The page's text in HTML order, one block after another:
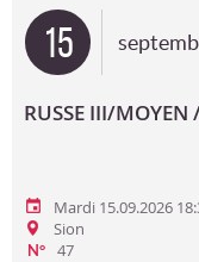
15
RUSSE III/MOYEN
Mardi 15.09.2026
Sion
N°
47